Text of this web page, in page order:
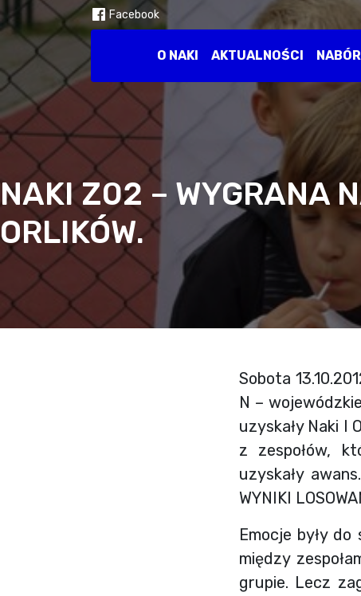
Facebook
O NAKI AKTUALNOŚCI NABÓR
NAKI Z02 – WYGRANA
ORLIKÓW.
Sobota
N –
uzyskały Naki I
z zespołów,
uzyskały
WYNIKI
Emocje były
między
grupie. Lecz